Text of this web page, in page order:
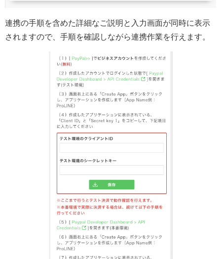
連携の手順を含めた詳細なご説明と入力画面が同時に表示
されますので、手順を確認しながら連携作業を行えます。